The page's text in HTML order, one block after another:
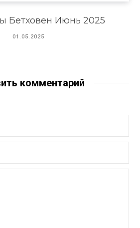
Бетховен Июнь 2025
01.05.2025
комментарий